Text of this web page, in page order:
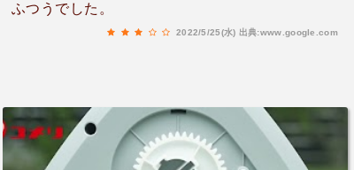
ふつうでした。
2022/5/25(水) 出典:www.google.com